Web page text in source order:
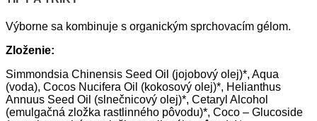
Výborne sa kombinuje s organickým sprchovacím gélom.
Zloženie:
Simmondsia Chinensis Seed Oil (jojobový olej)*, Aqua
(voda), Cocos Nucifera Oil (kokosový olej)*, Helianthus
Annuus Seed Oil (slnečnicový olej)*, Cetaryl Alcohol
(emulgačná zložka rastlinného pôvodu)*, Coco – Glucoside